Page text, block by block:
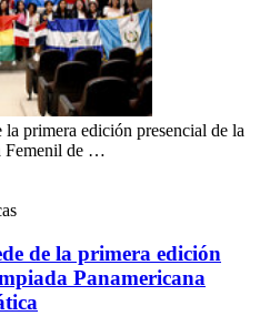
la primera edición presencial de la
Femenil de …
de la primera edición
Panamericana